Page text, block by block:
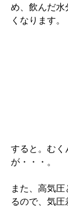
め、飲んだ水
くなります。
すると。むく
が・・・。
また、高気
るので、気